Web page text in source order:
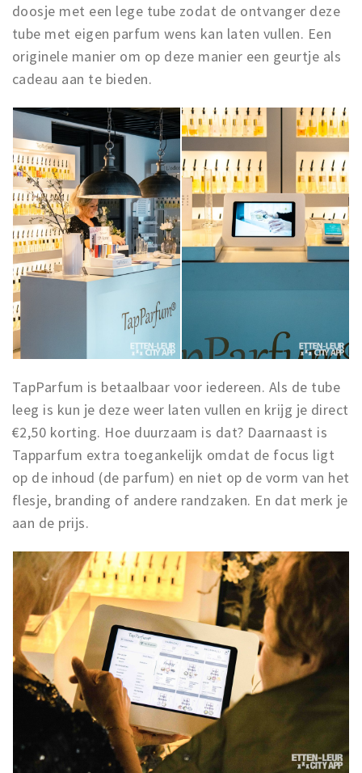
doosje met een lege tube zodat de ontvanger deze
tube met eigen parfum wens kan laten vullen. Een
originele manier om op deze manier een geurtje als
cadeau aan te bieden.
TapParfum is betaalbaar voor iedereen. Als de tube
leeg is kun je deze weer laten vullen en krijg je direct
€2,50 korting. Hoe duurzaam is dat? Daarnaast is
Tapparfum extra toegankelijk omdat de focus ligt
op de inhoud (de parfum) en niet op de vorm van het
flesje, branding of andere randzaken. En dat merk je
aan de prijs.